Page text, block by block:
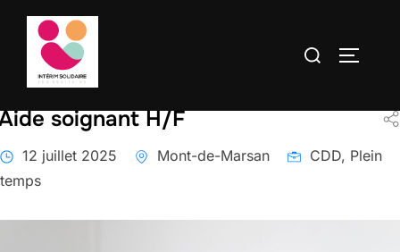
principal
Aller
contenu
Rechercher :
soignant H/F
12 juillet 2025 Mont-de-Marsan
CDD, Plein
temps